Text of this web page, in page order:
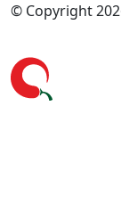
© Copyright